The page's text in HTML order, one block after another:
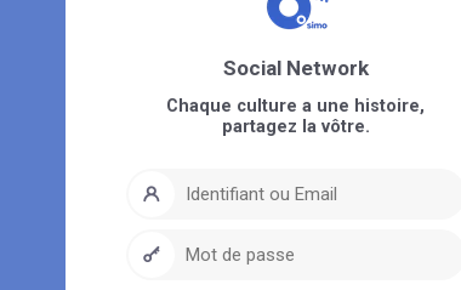
Social Network
Chaque culture a une histoire,
partagez la vôtre.